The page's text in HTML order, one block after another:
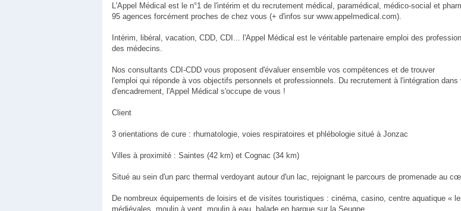
L'Appel Médical est le n°1 de l'intérim et du recrutement médical, paramédical, médico-social et
95 agences forcément proches de chez vous (+ d'infos sur www.appelmedical.com).
Intérim, libéral, vacation, CDD, CDI... l'Appel Médical est le véritable partenaire emploi des
des médecins.
Nos consultants CDI-CDD vous proposent d'évaluer ensemble vos compétences et de trouver
l'emploi qui réponde à vos objectifs personnels et professionnels. Du recrutement à l'intégration
d'encadrement, l'Appel Médical s'occupe de vous !
Client
3 orientations de cure : rhumatologie, voies respiratoires et phlébologie situé à Jonzac
Villes à proximité : Saintes (42 km) et Cognac (34 km)
Situé au sein d'un parc thermal verdoyant autour d'un lac, rejoignant le parcours de promenade au
De nombreux équipements de loisirs et de visites touristiques : cinéma, casino, centre aquatique «
médiévales, moulin à vent, moulin à eau, balade en barque sur la Seugne…